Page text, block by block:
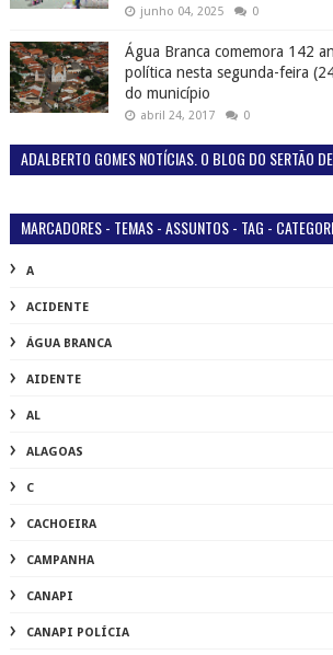
junho 04, 2025 0
Água Branca comemora 142
política nesta segunda-feira
do município
abril 24, 2017 0
ADALBERTO GOMES NOTÍCIAS. O BLOG DO SERTÃO
MARCADORES - TEMAS - ASSUNTOS - TAG -
A
ACIDENTE
ÁGUA BRANCA
AIDENTE
AL
ALAGOAS
C
CACHOEIRA
CAMPANHA
CANAPI
CANAPI POLÍCIA